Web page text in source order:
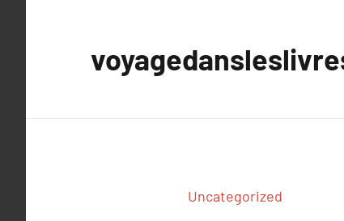
Uncategorized